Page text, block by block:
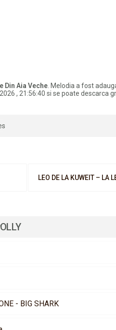
Din Aia Veche . Melodia a fost
, 21:56:40 si se poate descarca
LEO DE LA KUWEIT – LA
- BIG SHARK